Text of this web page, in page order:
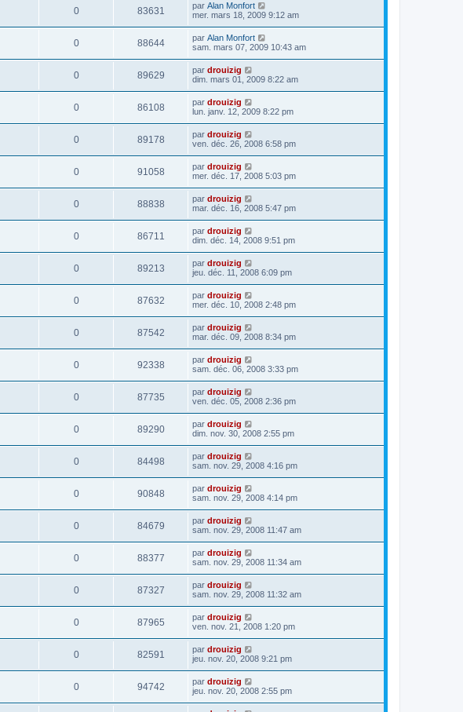
0 83631 par Alan Monfort
mer. mars 18, 2009 9:12 am
0 88644 par Alan Monfort
sam. mars 07, 2009 10:43 am
0 89629 par drouizig
dim. mars 01, 2009 8:22 am
0 86108 par drouizig
lun. janv. 12, 2009 8:22 pm
0 89178 par drouizig
ven. déc. 26, 2008 6:58 pm
0 91058 par drouizig
mer. déc. 17, 2008 5:03 pm
0 88838 par drouizig
mar. déc. 16, 2008 5:47 pm
0 86711 par drouizig
dim. déc. 14, 2008 9:51 pm
0 89213 par drouizig
jeu. déc. 11, 2008 6:09 pm
0 87632 par drouizig
mer. déc. 10, 2008 2:48 pm
0 87542 par drouizig
mar. déc. 09, 2008 8:34 pm
0 92338 par drouizig
sam. déc. 06, 2008 3:33 pm
0 87735 par drouizig
ven. déc. 05, 2008 2:36 pm
0 89290 par drouizig
dim. nov. 30, 2008 2:55 pm
0 84498 par drouizig
sam. nov. 29, 2008 4:16 pm
0 90848 par drouizig
sam. nov. 29, 2008 4:14 pm
0 84679 par drouizig
sam. nov. 29, 2008 11:47 am
0 88377 par drouizig
sam. nov. 29, 2008 11:34 am
0 87327 par drouizig
sam. nov. 29, 2008 11:32 am
0 87965 par drouizig
ven. nov. 21, 2008 1:20 pm
0 82591 par drouizig
jeu. nov. 20, 2008 9:21 pm
0 94742 par drouizig
jeu. nov. 20, 2008 2:55 pm